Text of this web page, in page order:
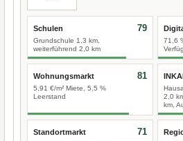
Schulen
Grundschule 1,3 km,
weiterführend 2,0 km
79
71,6
Wohnungsmarkt
5,91 €/m² Miete, 5,5 %
Leerstand
81
2,0
km,
Standortmarkt 71